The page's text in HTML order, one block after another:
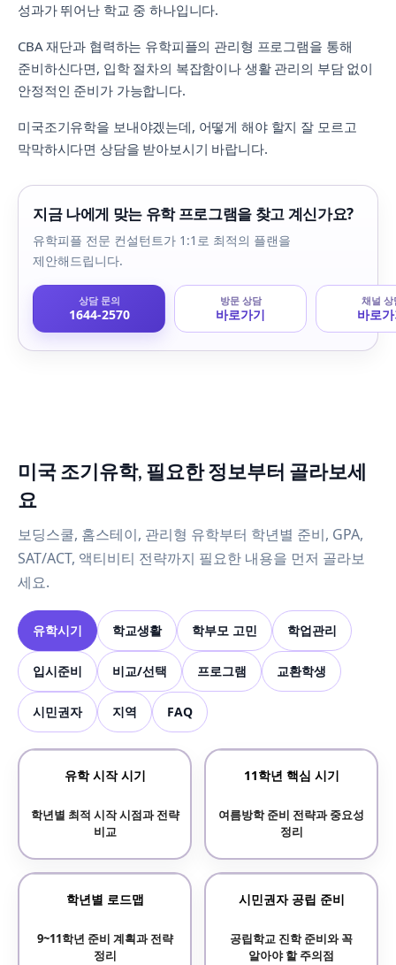
성과가 뛰어난 학교 중 하나입니다.
CBA 재단과 협력하는 유학피플의 관리형 프로그램을 통해
준비하신다면, 입학 절차의 복잡함이나 생활 관리의 부담 없이
안정적인 준비가 가능합니다.
미국조기유학을 보내야겠는데, 어떻게 해야 할지 잘 모르고
막막하시다면 상담을 받아보시기 바랍니다.
지금 나에게 맞는 유학 프로그램을 찾고 계신가요?
유학피플 전문 컨설턴트가 1:1로 최적의 플랜을
제안해드립니다.
상담 문의
1644-2570
방문 상담
바로가기
채널 상
바로
미국 조기유학, 필요한 정보부터 골라보세
요
보딩스쿨, 홈스테이, 관리형 유학부터 학년별 준비, GPA,
SAT/ACT, 액티비티 전략까지 필요한 내용을 먼저 골라보
세요.
유학시기 학교생활 학부모 고민 학업관리
입시준비 비교/선택 프로그램 교환학생
시민권자 지역 FAQ
유학 시작 시기
학년별 최적 시작 시점과 전략
비교
11학년 핵심 시기
여름방학 준비 전략과 중요성
정리
학년별 로드맵
9~11학년 준비 계획과 전략
정리
시민권자 공립 준비
공립학교 진학 준비와 꼭
알아야 할 주의점